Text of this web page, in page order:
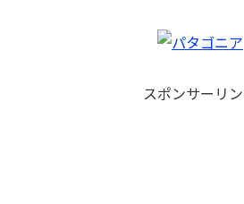
スポンサーリ